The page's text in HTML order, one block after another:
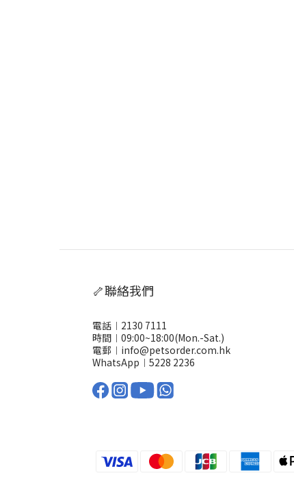
🦴聯絡我們
電話︱2130 7111
時間︱09:00~18:00(Mon.-Sat.)
電郵︱info@petsorder.com.hk
WhatsApp︱ 5228 2236